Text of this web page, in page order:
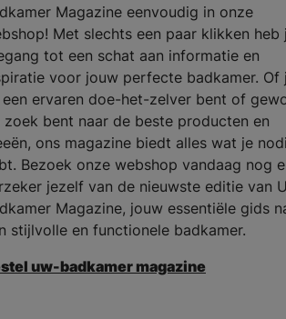
Magazine eenvoudig in onze
Met slechts een paar klikken heb
tot een schat aan informatie en
voor jouw perfecte badkamer. Of
een ervaren doe-het-zelver bent of
zoek bent naar de beste producten en
ons magazine biedt alles wat je
Bezoek onze webshop vandaag nog
jezelf van de nieuwste editie van
Magazine, jouw essentiële gids
stijlvolle en functionele badkamer.
uw-badkamer magazine